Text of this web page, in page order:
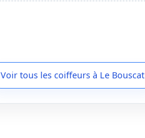
Voir tous les coiffeurs à Le Bouscat